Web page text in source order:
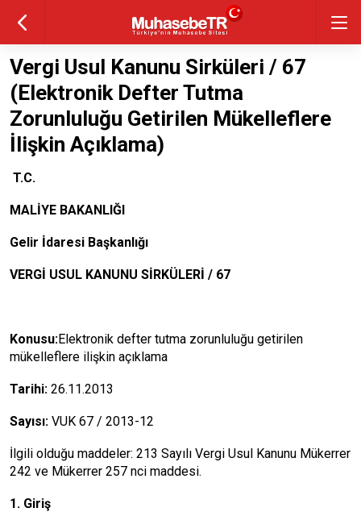
Vergi Usul Kanunu Sirküleri / 67
(Elektronik Defter Tutma
Zorunluluğu Getirilen Mükelleflere
İlişkin Açıklama)
T.C.
MALİYE BAKANLIĞI
Gelir İdaresi Başkanlığı
VERGİ USUL KANUNU SİRKÜLERİ / 67
Konusu:Elektronik defter tutma zorunluluğu getirilen
mükelleflere ilişkin açıklama
Tarihi: 26.11.2013
Sayısı: VUK 67 / 2013-12
İlgili olduğu maddeler: 213 Sayılı Vergi Usul Kanunu Mükerrer
242 ve Mükerrer 257 nci maddesi.
1. Giriş